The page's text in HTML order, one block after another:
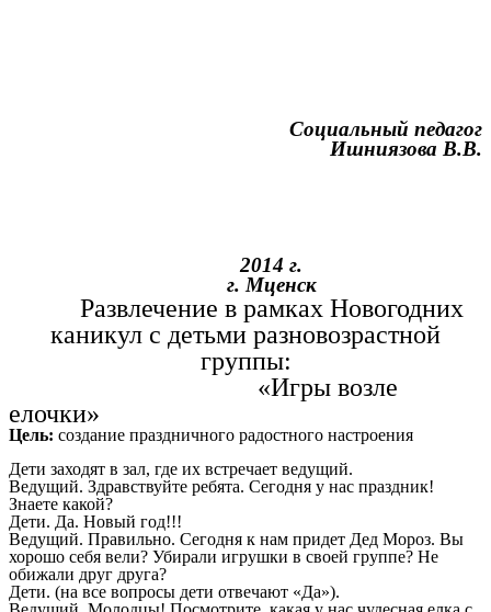
Социальный педагог
Ишниязова В.В.
2014 г.
г. Мценск
Развлечение в рамках Новогодних
каникул с детьми разновозрастной
группы:
«Игры возле
елочки»
Цель: создание праздничного радостного настроения
Дети заходят в зал, где их встречает ведущий.
Ведущий. Здравствуйте ребята. Сегодня у нас праздник!
Знаете какой?
Дети. Да. Новый год!!!
Ведущий. Правильно. Сегодня к нам придет Дед Мороз. Вы
хорошо себя вели? Убирали игрушки в своей группе? Не
обижали друг друга?
Дети. (на все вопросы дети отвечают «Да»).